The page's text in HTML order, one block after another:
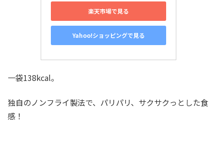
楽天市場で見る
Yahoo!ショッピングで見る
一袋138kcal。
独自のノンフライ製法で、パリパリ、サクサクっとした食
感！